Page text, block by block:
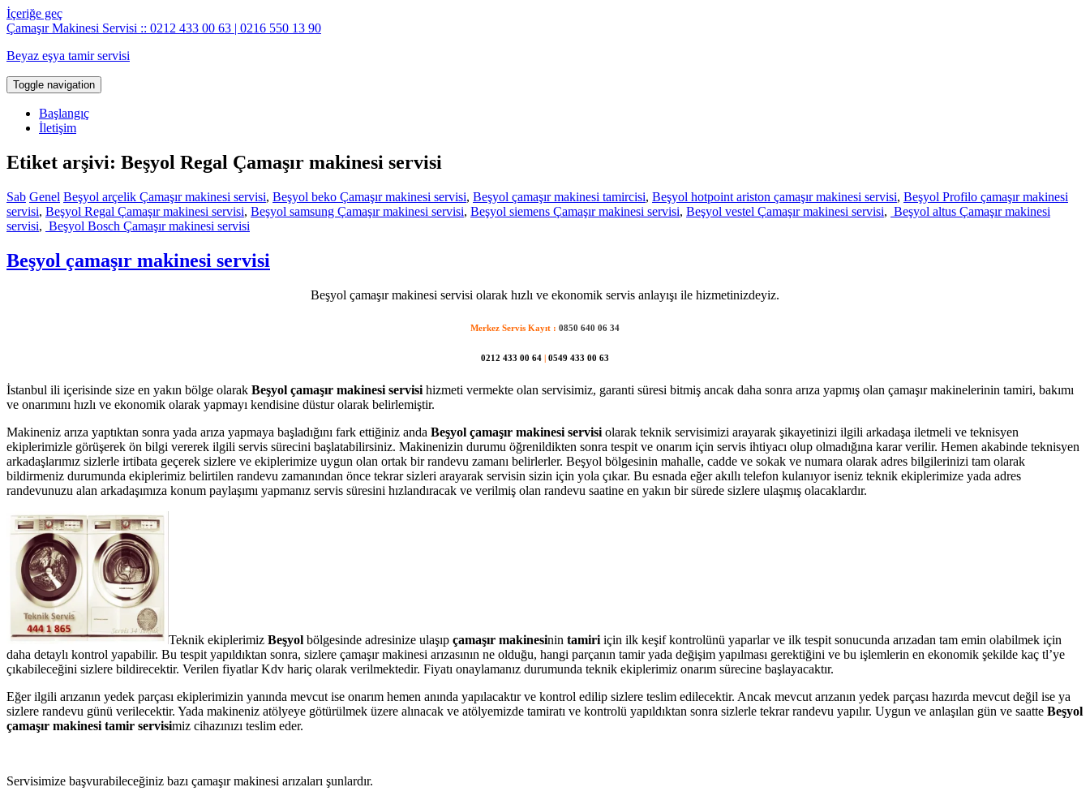
İçeriğe geç
Çamaşır Makinesi Servisi :: 0212 433 00 63 | 0216 550 13 90
Beyaz eşya tamir servisi
Toggle navigation
Başlangıç
İletişim
Etiket arşivi: Beşyol Regal Çamaşır makinesi servisi
Sab Genel Beşyol arçelik Çamaşır makinesi servisi, Beşyol beko Çamaşır makinesi servisi, Beşyol çamaşır makinesi tamircisi, Beşyol hotpoint ariston çamaşır makinesi servisi, Beşyol Profilo çamaşır makinesi
servisi, Beşyol Regal Çamaşır makinesi servisi, Beşyol samsung Çamaşır makinesi servisi, Beşyol siemens Çamaşır makinesi servisi, Beşyol vestel Çamaşır makinesi servisi, Beşyol altus Çamaşır makinesi
servisi, Beşyol Bosch Çamaşır makinesi servisi
Beşyol çamaşır makinesi servisi
Beşyol çamaşır makinesi servisi olarak hızlı ve ekonomik servis anlayışı ile hizmetinizdeyiz.
Merkez Servis Kayıt : 0850 640 06 34
0212 433 00 64 | 0549 433 00 63
İstanbul ili içerisinde size en yakın bölge olarak Beşyol çamaşır makinesi servisi hizmeti vermekte olan servisimiz, garanti süresi bitmiş ancak daha sonra arıza yapmış olan çamaşır makinelerinin tamiri, bakımı
ve onarımını hızlı ve ekonomik olarak yapmayı kendisine düstur olarak belirlemiştir.
Makineniz arıza yaptıktan sonra yada arıza yapmaya başladığını fark ettiğiniz anda Beşyol çamaşır makinesi servisi olarak teknik servisimizi arayarak şikayetinizi ilgili arkadaşa iletmeli ve teknisyen
ekiplerimizle görüşerek ön bilgi vererek ilgili servis sürecini başlatabilirsiniz. Makinenizin durumu öğrenildikten sonra tespit ve onarım için servis ihtiyacı olup olmadığına karar verilir. Hemen akabinde teknisyen
arkadaşlarımız sizlerle irtibata geçerek sizlere ve ekiplerimize uygun olan ortak bir randevu zamanı belirlerler. Beşyol bölgesinin mahalle, cadde ve sokak ve numara olarak adres bilgilerinizi tam olarak
bildirmeniz durumunda ekiplerimiz belirtilen randevu zamanından önce tekrar sizleri arayarak servisin sizin için yola çıkar. Bu esnada eğer akıllı telefon kulanıyor iseniz teknik ekiplerimize yada adres
randevunuzu alan arkadaşımıza konum paylaşımı yapmanız servis süresini hızlandıracak ve verilmiş olan randevu saatine en yakın bir sürede sizlere ulaşmış olacaklardır.
Teknik ekiplerimiz Beşyol bölgesinde adresinize ulaşıp çamaşır makinesinin tamiri için ilk keşif kontrolünü yaparlar ve ilk tespit sonucunda arızadan tam emin olabilmek için
daha detaylı kontrol yapabilir. Bu tespit yapıldıktan sonra, sizlere çamaşır makinesi arızasının ne olduğu, hangi parçanın tamir yada değişim yapılması gerektiğini ve bu işlemlerin en ekonomik şekilde kaç tl’ye
çıkabileceğini sizlere bildirecektir. Verilen fiyatlar Kdv hariç olarak verilmektedir. Fiyatı onaylamanız durumunda teknik ekiplerimiz onarım sürecine başlayacaktır.
Eğer ilgili arızanın yedek parçası ekiplerimizin yanında mevcut ise onarım hemen anında yapılacaktır ve kontrol edilip sizlere teslim edilecektir. Ancak mevcut arızanın yedek parçası hazırda mevcut değil ise ya
sizlere randevu günü verilecektir. Yada makineniz atölyeye götürülmek üzere alınacak ve atölyemizde tamiratı ve kontrolü yapıldıktan sonra sizlerle tekrar randevu yapılır. Uygun ve anlaşılan gün ve saatte Beşyol
çamaşır makinesi tamir servisimiz cihazınızı teslim eder.
Servisimize başvurabileceğiniz bazı çamaşır makinesi arızaları şunlardır.